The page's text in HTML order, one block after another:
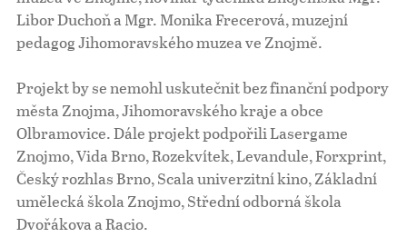
Libor Duchoň a Mgr. Monika Frecerová, muzejní
pedagog Jihomoravského muzea ve Znojmě.
Projekt by se nemohl uskutečnit bez finanční podpory
města Znojma, Jihomoravského kraje a obce
Olbramovice. Dále projekt podpořili Lasergame
Znojmo, Vida Brno, Rozekvítek, Levandule, Forxprint,
Český rozhlas Brno, Scala univerzitní kino, Základní
umělecká škola Znojmo, Střední odborná škola
Dvořákova a Racio.